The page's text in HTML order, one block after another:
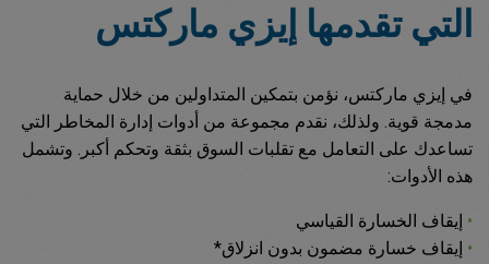
التي تقدمها إيزي ماركتس
في إيزي ماركتس، نؤمن بتمكين المتداولين من خلال حماية
مدمجة قوية. ولذلك، نقدم مجموعة من أدوات إدارة المخاطر التي
تساعدك على التعامل مع تقلبات السوق بثقة وتحكم أكبر. وتشمل
هذه الأدوات:
• إيقاف الخسارة القياسي
• إيقاف خسارة مضمون بدون انزلاق*